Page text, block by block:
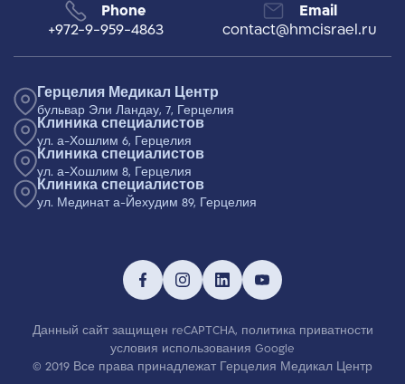
Phone
+972-9-959-4863
Email
contact@hmcisrael.ru
Герцелия Медикал Центр
бульвар Эли Ландау, 7, Герцелия
Клиника специалистов
ул. а-Хошлим 6, Герцелия
Клиника специалистов
ул. а-Хошлим 8, Герцелия
Клиника специалистов
ул. Мединат а-Йехудим 89, Герцелия
Данный сайт защищен reCAPTCHA, политика приватности
условия использования Google
© 2019 Все права принадлежат Герцелия Медикал Центр